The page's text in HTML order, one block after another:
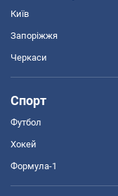
Київ
Запоріжжя
Черкаси
Спорт
Футбол
Хокей
Формула-1